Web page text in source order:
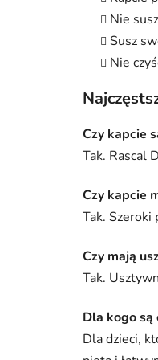
Nie
Susz
Nie
Czy kapcie
Tak. Rascal
Czy kapcie
Tak. Szeroki
Czy mają
Tak.
Dla kogo
Dla dzieci,